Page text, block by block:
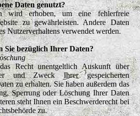
Daten genutzt?
wird erhoben, um eine fehlerfreie
zu gewährleisten. Andere Daten
Nutzerverhaltens verwendet werden.
Sie bezüglich Ihrer Daten?
Recht unentgeltlich Auskunft über
und Zweck Ihrer gespeicherten
zu erhalten. Sie haben außerdem das
Sperrung oder Löschung Ihrer Daten
steht Ihnen ein Beschwerderecht bei
zu.